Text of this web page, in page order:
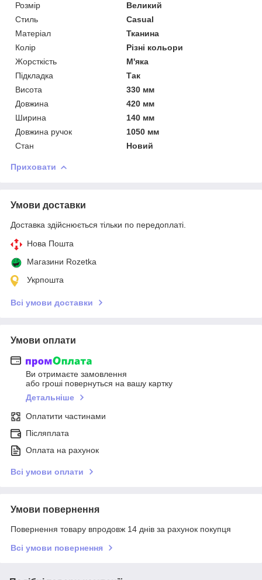
Розмір
Великий
Стиль
Casual
Матеріал
Тканина
Колір
Різні кольори
Жорсткість
М'яка
Підкладка
Так
Висота
330 мм
Довжина
420 мм
Ширина
140 мм
Довжина ручок
1050 мм
Стан
Новий
Приховати
Умови доставки
Доставка здійснюється тільки по передоплаті.
Нова Пошта
Магазини Rozetka
Укрпошта
Всі умови доставки
Умови оплати
Ви отримаєте замовлення
або гроші повернуться на вашу картку
Детальніше
Оплатити частинами
Післяплата
Оплата на рахунок
Всі умови оплати
Умови повернення
Повернення товару впродовж 14 днів за рахунок покупця
Всі умови повернення